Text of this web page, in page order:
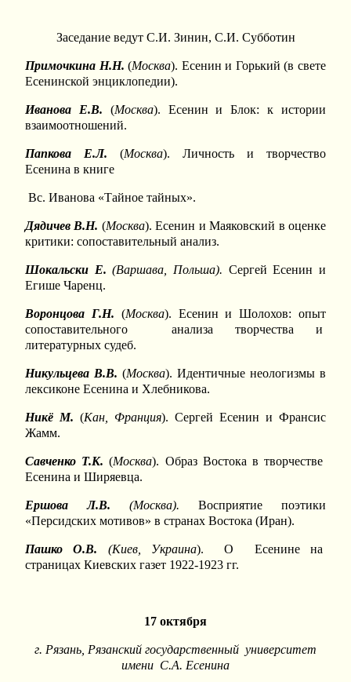
Заседание ведут С.И. Зинин, С.И. Субботин
Примочкина Н.Н. (Москва). Есенин и Горький (в свете
Есенинской энциклопедии).
Иванова Е.В. (Москва). Есенин и Блок: к истории
взаимоотношений.
Папкова Е.Л. (Москва). Личность и творчество
Есенина в книге
Вс. Иванова «Тайное тайных».
Дядичев В.Н. (Москва). Есенин и Маяковский в оценке
критики: сопоставительный анализ.
Шокальски Е.(Варшава, Польша). Сергей Есенин и
Егише Чаренц.
Воронцова Г.Н. (Москва). Есенин и Шолохов: опыт
сопоставительного анализа творчества и
литературных судеб.
Никульцева В.В. (Москва). Идентичные неологизмы в
лексиконе Есенина и Хлебникова.
Никё М. (Кан, Франция). Сергей Есенин и Франсис
Жамм.
Савченко Т.К.(Москва). Образ Востока в творчестве
Есенина и Ширяевца.
Ершова Л.В. (Москва). Восприятие поэтики
«Персидских мотивов» в странах Востока (Иран).
Пашко О.В. (Киев, Украина). О Есенине на
страницах Киевских газет 1922-1923 гг.
17 октября
г. Рязань, Рязанский государственный университет
имени С.А. Есенина